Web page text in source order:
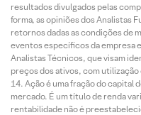
resultados divulgados pelas
forma, as opiniões dos Analistas
retornos dadas as condições de
eventos específicos da empresa
Analistas Técnicos, que visam
preços dos ativos, com utilização
Ação é uma fração do capital
mercado. É um título de renda
rentabilidade não é